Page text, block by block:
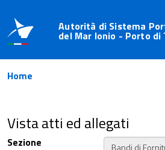
Autorità di Sistema
del Mar Ionio - Porto di
Home
Vista atti ed allegati
Sezione